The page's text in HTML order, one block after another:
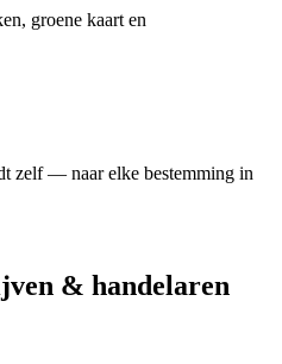
groene kaart en
zelf — naar elke bestemming in
& handelaren